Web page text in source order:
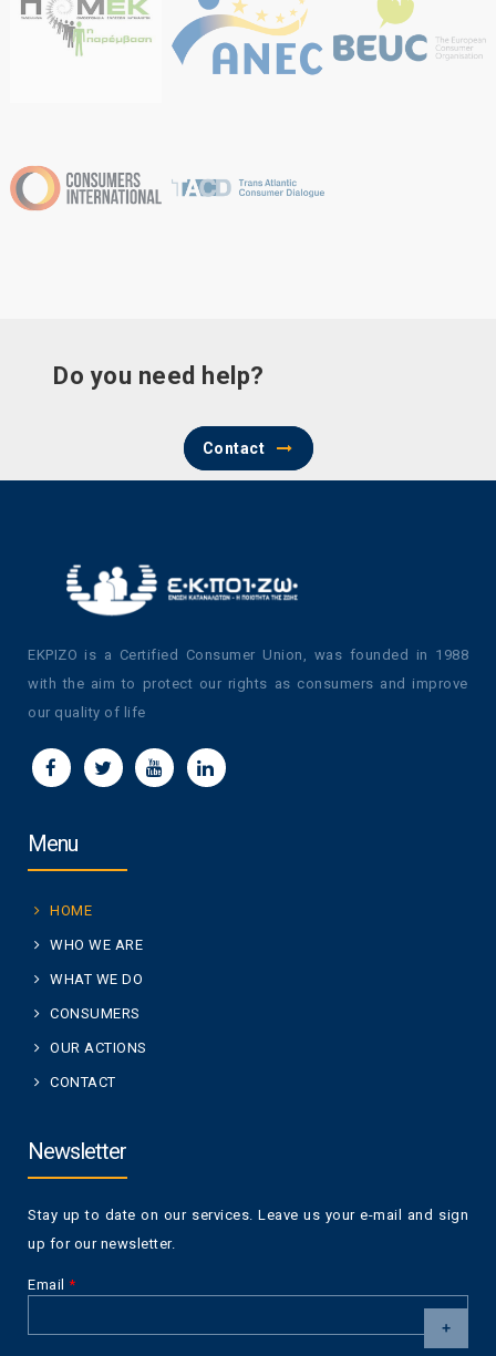
Do you need help?
Contact
EKPIZO is a Certified Consumer Union, was founded in 1988
with the aim to protect our rights as consumers and improve
our quality of life
Menu
HOME
WHO WE ARE
WHAT WE DO
CONSUMERS
OUR ACTIONS
CONTACT
Newsletter
Stay up to date on our services. Leave us your e-mail and sign
up for our newsletter.
Email *